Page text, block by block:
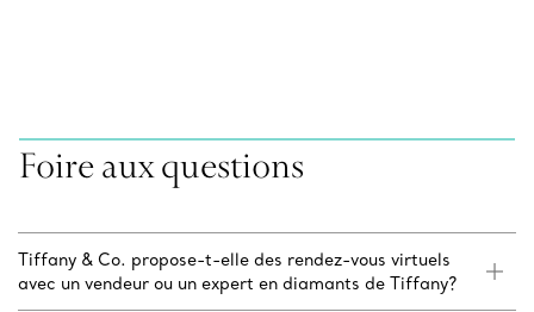
Foire aux questions
Tiffany & Co. propose-t-elle des rendez-vous virtuels
avec un vendeur ou un expert en diamants de Tiffany?